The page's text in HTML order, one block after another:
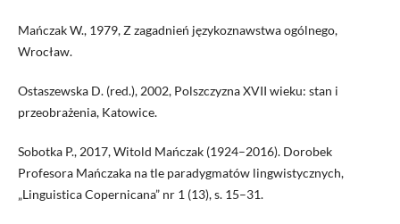
Mańczak W., 1979, Z zagadnień językoznawstwa ogólnego,
Wrocław.
Ostaszewska D. (red.), 2002, Polszczyzna XVII wieku: stan i
przeobrażenia, Katowice.
Sobotka P., 2017, Witold Mańczak (1924–2016). Dorobek
Profesora Mańczaka na tle paradygmatów lingwistycznych,
„Linguistica Copernicana” nr 1 (13), s. 15–31.